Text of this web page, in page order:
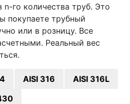
го количества труб. Это
покупаете трубный
или в розницу. Все
Реальный вес
AISI 316
AISI 316L